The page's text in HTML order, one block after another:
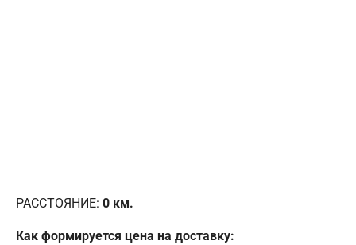
РАССТОЯНИЕ: 0 км.
Как формируется цена на доставку: